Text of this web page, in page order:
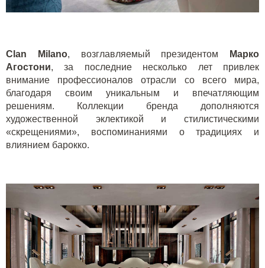
Clan Milano, возглавляемый президентом
Марко
Агостони, за последние несколько лет привлек
внимание профессионалов отрасли со всего мира,
благодаря своим уникальным и впечатляющим
решениям. Коллекции бренда дополняются
художественной эклектикой и стилистическими
«скрещениями», воспоминаниями о традициях и
влиянием барокко.